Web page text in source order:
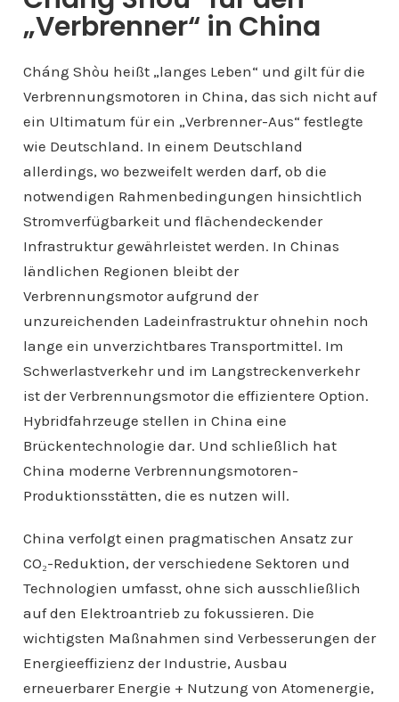
„Verbrenner“ in China
Cháng Shòu heißt „langes Leben“ und gilt für die
Verbrennungsmotoren in China, das sich nicht auf
ein Ultimatum für ein „Verbrenner-Aus“ festlegte
wie Deutschland. In einem Deutschland
allerdings, wo bezweifelt werden darf, ob die
notwendigen Rahmenbedingungen hinsichtlich
Stromverfügbarkeit und flächendeckender
Infrastruktur gewährleistet werden. In Chinas
ländlichen Regionen bleibt der
Verbrennungsmotor aufgrund der
unzureichenden Ladeinfrastruktur ohnehin noch
lange ein unverzichtbares Transportmittel. Im
Schwerlastverkehr und im Langstreckenverkehr
ist der Verbrennungsmotor die effizientere Option.
Hybridfahrzeuge stellen in China eine
Brückentechnologie dar. Und schließlich hat
China moderne Verbrennungsmotoren-
Produktionsstätten, die es nutzen will.
China verfolgt einen pragmatischen Ansatz zur
CO₂-Reduktion, der verschiedene Sektoren und
Technologien umfasst, ohne sich ausschließlich
auf den Elektroantrieb zu fokussieren. Die
wichtigsten Maßnahmen sind Verbesserungen der
Energieeffizienz der Industrie, Ausbau
erneuerbarer Energie + Nutzung von Atomenergie,